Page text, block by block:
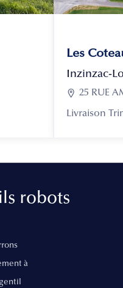
Inzinzac-
 25 RUE
Livraison
robots
à